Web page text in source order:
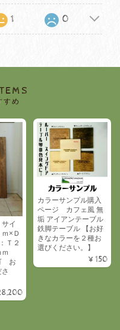
1 0
すめ
イ
×Ｄ
Ｔ２
お
カラーサンプル購入
ページ カフェ風 無
垢 アイアンテーブル
鉄脚テーブル 【お好
きなカラーを２種お
選びください。】
¥150